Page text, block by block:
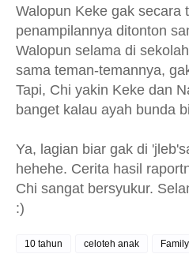
Walopun Keke gak secara
penampilannya ditonton
Walopun selama di
sama teman-temannya,
Tapi, Chi yakin Keke dan
banget kalau ayah bunda
Ya, lagian biar gak di
hehehe. Cerita hasil
Chi sangat bersyukur.
:)
10 tahun celoteh anak Family